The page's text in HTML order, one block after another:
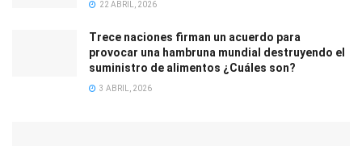
22 ABRIL, 2026
Trece naciones firman un acuerdo para
provocar una hambruna mundial destruyendo el
suministro de alimentos ¿Cuáles son?
3 ABRIL, 2026